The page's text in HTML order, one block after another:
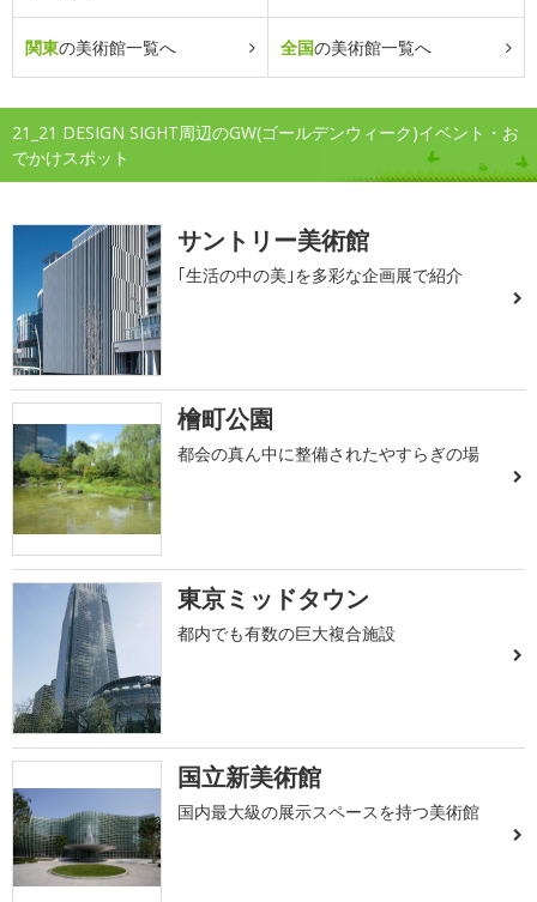
関東の美術館一覧へ 全国の美術館一覧へ
21_21 DESIGN SIGHT周辺のGW(ゴールデンウィーク)イベント・お
でかけスポット
サントリー美術館
｢生活の中の美｣を多彩な企画展で紹介
檜町公園
都会の真ん中に整備されたやすらぎの場
東京ミッドタウン
都内でも有数の巨大複合施設
国立新美術館
国内最大級の展示スペースを持つ美術館